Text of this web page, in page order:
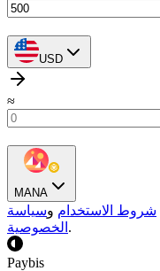
USD
≈
MANA
شروط الاستخدام وسياسة
الخصوصية .
Paybis